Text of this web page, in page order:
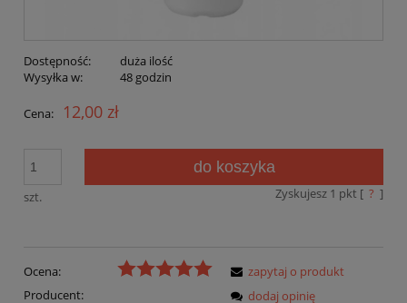
Dostępność:
duża ilość
Wysyłka w:
48 godzin
Cena: 12,00 zł
szt.
do koszyka
Zyskujesz 1 pkt [ ? ]
Ocena:
Producent:
zapytaj o produkt
dodaj opinię